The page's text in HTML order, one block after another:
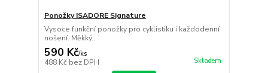
Ponožky ISADORE Signature
Vysoce funkční ponožky pro cyklistiku i každodenní
nošení. Měkký...
590 Kč/ks
488 Kč bez DPH Skladem